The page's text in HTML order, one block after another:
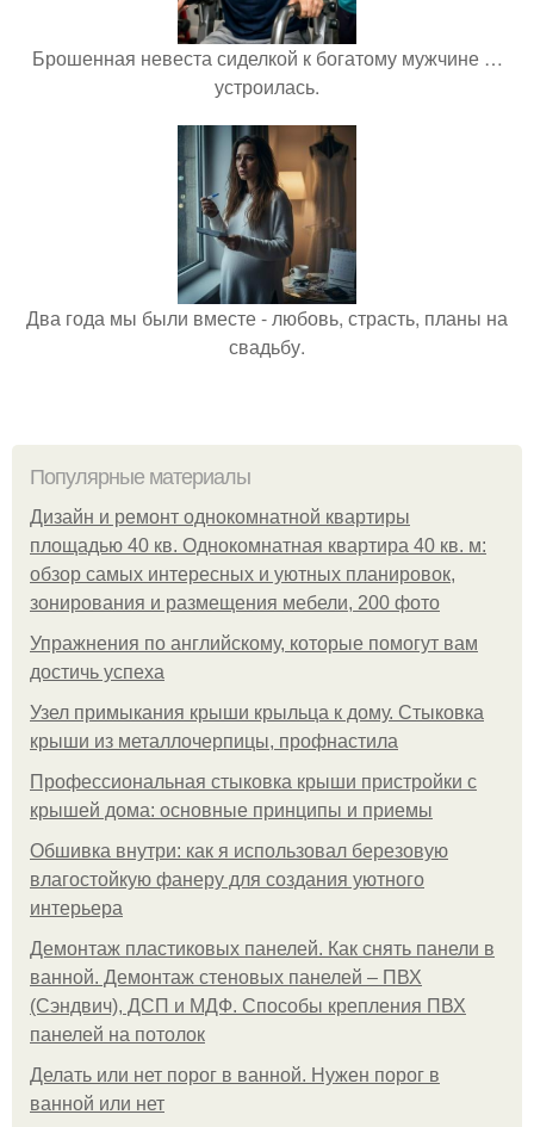
Брошенная невеста сиделкой к богатому мужчине …
устроилась.
Два года мы были вместе - любовь, страсть, планы на
свадьбу.
Популярные материалы
Дизайн и ремонт однокомнатной квартиры
площадью 40 кв. Однокомнатная квартира 40 кв. м:
обзор самых интересных и уютных планировок,
зонирования и размещения мебели, 200 фото
Упражнения по английскому, которые помогут вам
достичь успеха
Узел примыкания крыши крыльца к дому. Стыковка
крыши из металлочерпицы, профнастила
Профессиональная стыковка крыши пристройки с
крышей дома: основные принципы и приемы
Обшивка внутри: как я использовал березовую
влагостойкую фанеру для создания уютного
интерьера
Демонтаж пластиковых панелей. Как снять панели в
ванной. Демонтаж стеновых панелей – ПВХ
(Сэндвич), ДСП и МДФ. Способы крепления ПВХ
панелей на потолок
Делать или нет порог в ванной. Нужен порог в
ванной или нет